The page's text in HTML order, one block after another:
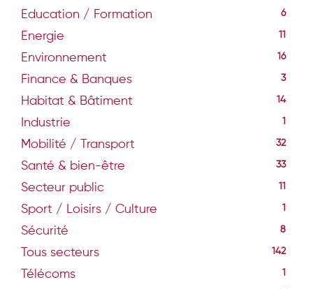
Education / Formation 6
Energie 11
Environnement 16
Finance & Banques 3
Habitat & Bâtiment 14
Industrie 1
Mobilité / Transport 32
Santé & bien-être 33
Secteur public 11
Sport / Loisirs / Culture 1
Sécurité 8
Tous secteurs 142
Télécoms 1